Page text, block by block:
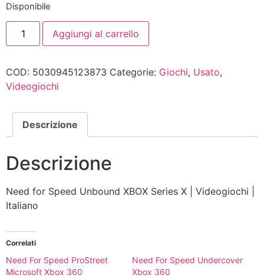
Disponibile
Need
Speed
Series
X
quantità
Aggiungi al carrello
COD: 5030945123873 Categorie: Giochi, Usato,
Videogiochi
Descrizione
Descrizione
Need for Speed Unbound XBOX Series X | Videogiochi |
Italiano
Correlati
Need For Speed ProStreet
Microsoft Xbox 360
Need For Speed Undercover
Xbox 360